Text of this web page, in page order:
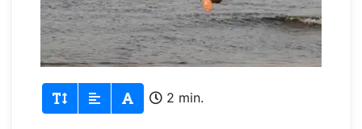
2 min.